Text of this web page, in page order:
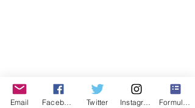
Email Twitter